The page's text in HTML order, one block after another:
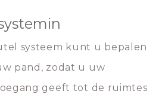
systeem kunt u bepalen
pand, zodat u uw
geeft tot de ruimtes